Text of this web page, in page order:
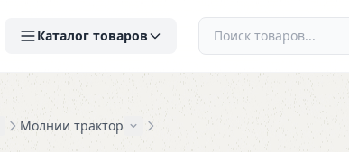
Каталог товаров
Молнии трактор